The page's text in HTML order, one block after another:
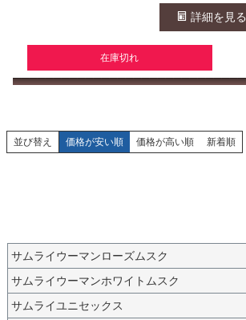
詳細を見る
在庫切れ
並び替え 価格が安い順 価格が高い順 新着順
サムライウーマンローズムスク
サムライウーマンホワイトムスク
サムライユニセックス